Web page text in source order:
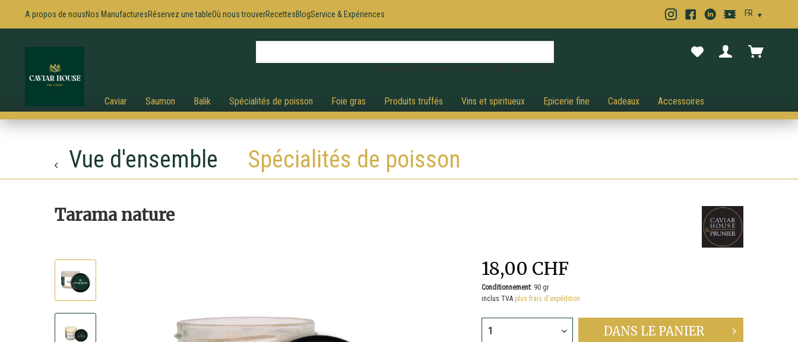
A propos de nousNos ManufacturesRéservez une tableOù nous trouverRecettesBlogService & Expériences
Caviar Saumon Balik Spécialités de poisson Foie gras Produits truffés Vins et spiritueux Epicerie fine Cadeaux Accessoires
Vue d'ensemble Spécialités de poisson
Tarama nature
18,00 CHF
Conditionnement: 90 gr
inclus TVA plus frais d'expédition
DANS LE PANIER